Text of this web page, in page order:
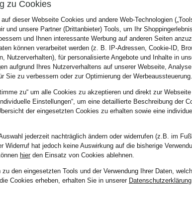
zu Cookies
dieser Webseite Cookies und andere Web-Technologien
und unsere Partner (Drittanbieter) Tools, um Ihr
und Ihnen interessante Werbung auf anderen Seiten
können verarbeitet werden (z. B. IP-Adressen, Cookie-ID,
Nutzerverhalten), für personalisierte Angebote und Inhalte in
aufgrund Ihres Nutzerverhaltens auf unserer Webseite,
Sie zu verbessern oder zur Optimierung der Werbeaussteuerung.
zu“ um alle Cookies zu akzeptieren und direkt zur
Einstellungen“, um eine detaillierte Beschreibung der
der eingesetzten Cookies zu erhalten sowie eine
jederzeit nachträglich ändern oder widerrufen (z.B. im
Widerruf hat jedoch keine Auswirkung auf die bisherige
hierden Einsatz von Cookies ablehnen.
den eingesetzten Tools und der Verwendung Ihrer Daten,
Cookies erheben, erhalten Sie in unserer Datenschutzerklärung